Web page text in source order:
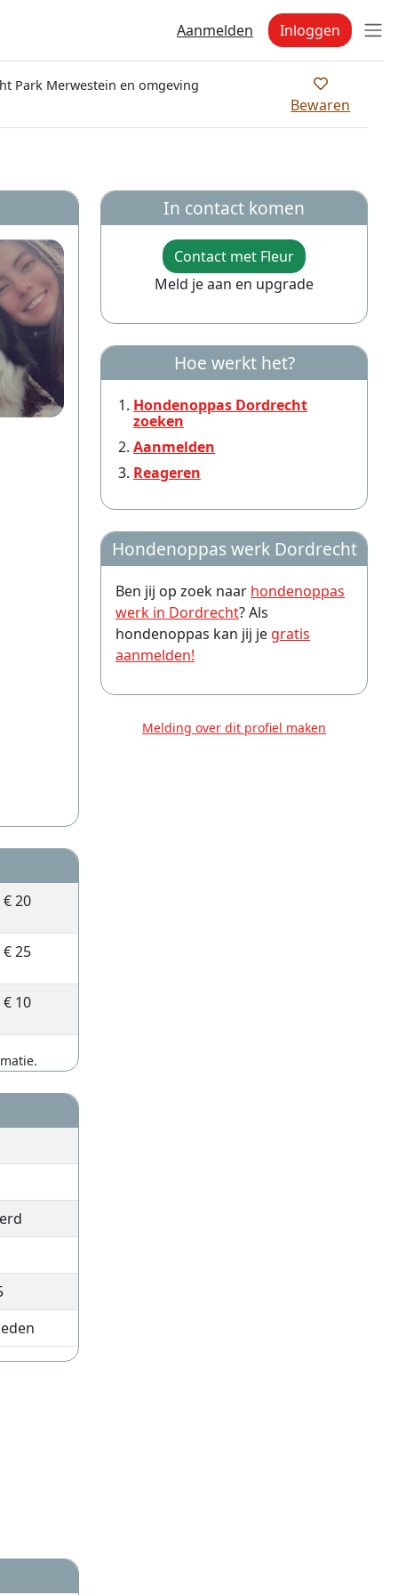
Aanmelden Inloggen
Park Merwestein en omgeving
Bewaren
€ 20
€ 25
€ 10
In contact komen
Contact met Fleur
Meld je aan en upgrade
Hoe werkt het?
Hondenoppas Dordrecht
zoeken
Aanmelden
Reageren
Hondenoppas werk Dordrecht
Ben jij op zoek naar hondenoppas
werk in Dordrecht? Als
hondenoppas kan jij je gratis
aanmelden!
Melding over dit profiel maken